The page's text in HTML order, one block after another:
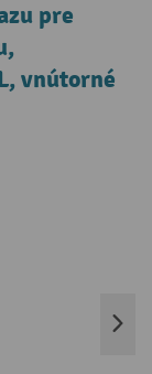
pre
vnútorné